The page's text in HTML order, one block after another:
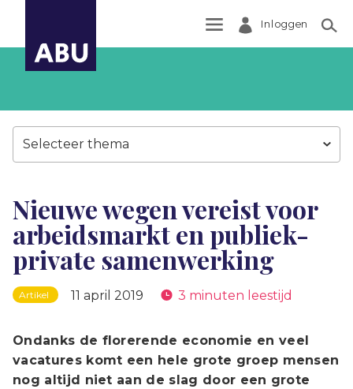
Inloggen
Selecteer thema
Nieuwe wegen vereist voor
arbeidsmarkt en publiek-
private samenwerking
Artikel 11 april 2019 3 minuten leestijd
Ondanks de florerende economie en veel
vacatures komt een hele grote groep mensen
nog altijd niet aan de slag door een grote